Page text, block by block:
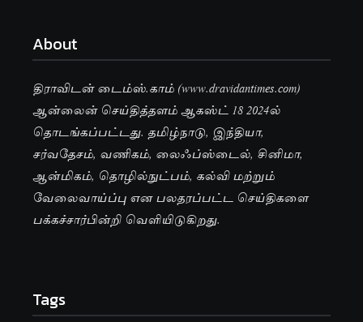
About
திராவிடன் டைம்ஸ்.காம் (www.dravidantimes.com)
ஆன்லைன் செய்தித்தளம் ஆகஸ்ட் 18 2024ல்
தொடங்கப்பட்டது. தமிழ்நாடு, இந்தியா,
சர்வதேசம், வணிகம், லைஃப்ஸ்டைல், சினிமா,
ஆன்மிகம், தொழில்நுட்பம், கல்வி மற்றும்
வேலைவாய்ப்பு என பலதரப்பட்ட செய்திகளை
பக்கச்சார்பின்றி வெளியிடுகிறது.
Tags